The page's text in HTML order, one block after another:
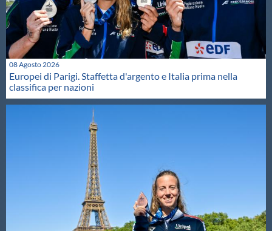
08 Agosto 2026
Europei di Parigi. Staffetta d'argento e Italia prima nella
classifica per nazioni